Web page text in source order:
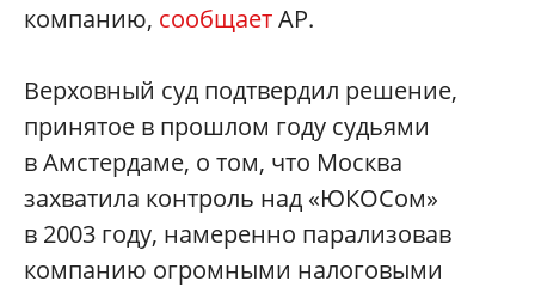
компанию, сообщаетAP.
Верховный суд подтвердил решение,
принятое в прошлом году судьями
в Амстердаме, о том, что Москва
захватила контроль над «ЮКОСом»
в 2003 году, намеренно парализовав
компанию огромными налоговыми